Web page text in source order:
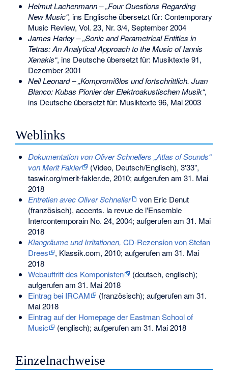
Helmut Lachenmann – „Four Questions Regarding
New Music“, ins Englische übersetzt für: Contemporary
Music Review, Vol. 23, Nr. 3/4, September 2004
James Harley – „Sonic and Parametrical Entities in
Tetras: An Analytical Approach to the Music of Iannis
Xenakis“, ins Deutsche übersetzt für: Musiktexte 91,
Dezember 2001
Neil Leonard – „Kompromißlos und fortschrittlich. Juan
Blanco: Kubas Pionier der Elektroakustischen Musik“,
ins Deutsche übersetzt für: Musiktexte 96, Mai 2003
Weblinks
Dokumentation von Oliver Schnellers „Atlas of Sounds“
von Merit Fakler
(Video, Deutsch/Englisch), 3'33",
taswir.org/merit-fakler.de, 2010; aufgerufen am 31. Mai
2018
Entretien avec Oliver Schneller
von Eric Denut
(französisch), accents. la revue de l'Ensemble
Intercontemporain No. 24, 2004; aufgerufen am 31. Mai
2018
Klangräume und Irritationen, CD-Rezension von Stefan
Drees
, Klassik.com, 2010; aufgerufen am 31. Mai
2018
Webauftritt des Komponisten
(deutsch, englisch);
aufgerufen am 31. Mai 2018
Eintrag bei IRCAM
(französisch); aufgerufen am 31.
Mai 2018
Eintrag auf der Homepage der Eastman School of
Music
(englisch); aufgerufen am 31. Mai 2018
Einzelnachweise